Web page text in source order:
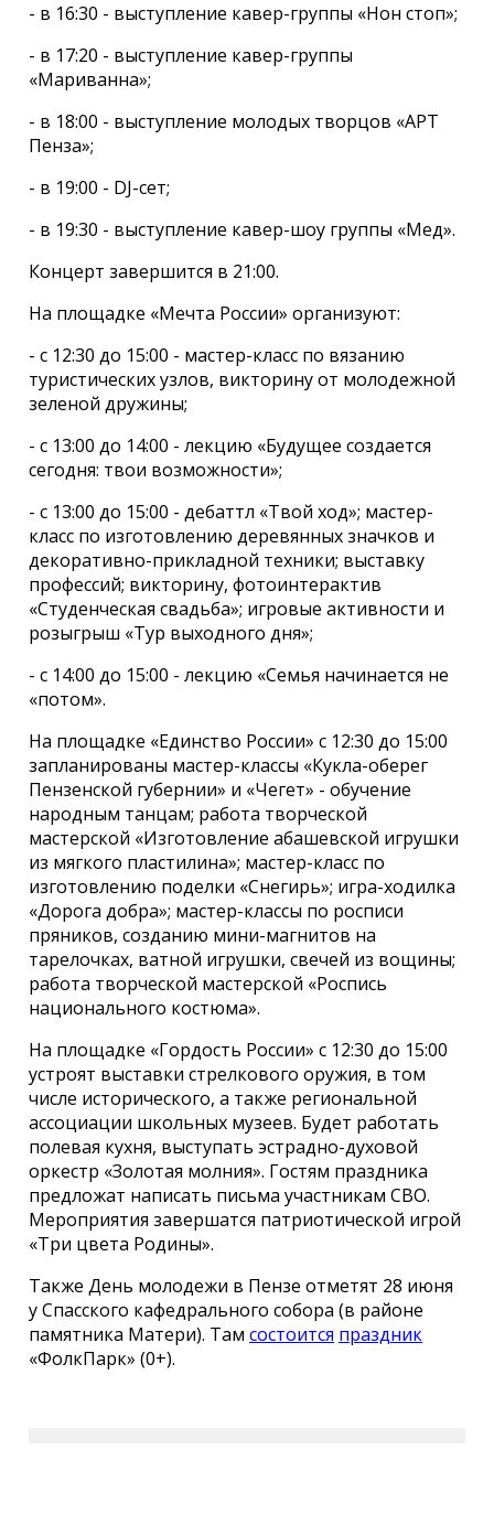
- в 16:30 - выступление кавер-группы «Нон стоп»;
- в 17:20 - выступление кавер-группы
«Мариванна»;
- в 18:00 - выступление молодых творцов «АРТ
Пенза»;
- в 19:00 - DJ-сет;
- в 19:30 - выступление кавер-шоу группы «Мед».
Концерт завершится в 21:00.
На площадке «Мечта России» организуют:
- с 12:30 до 15:00 - мастер-класс по вязанию
туристических узлов, викторину от молодежной
зеленой дружины;
- с 13:00 до 14:00 - лекцию «Будущее создается
сегодня: твои возможности»;
- с 13:00 до 15:00 - дебаттл «Твой ход»; мастер-
класс по изготовлению деревянных значков и
декоративно-прикладной техники; выставку
профессий; викторину, фотоинтерактив
«Студенческая свадьба»; игровые активности и
розыгрыш «Тур выходного дня»;
- с 14:00 до 15:00 - лекцию «Семья начинается не
«потом».
На площадке «Единство России» с 12:30 до 15:00
запланированы мастер-классы «Кукла-оберег
Пензенской губернии» и «Чегет» - обучение
народным танцам; работа творческой
мастерской «Изготовление абашевской игрушки
из мягкого пластилина»; мастер-класс по
изготовлению поделки «Снегирь»; игра-ходилка
«Дорога добра»; мастер-классы по росписи
пряников, созданию мини-магнитов на
тарелочках, ватной игрушки, свечей из вощины;
работа творческой мастерской «Роспись
национального костюма».
На площадке «Гордость России» с 12:30 до 15:00
устроят выставки стрелкового оружия, в том
числе исторического, а также региональной
ассоциации школьных музеев. Будет работать
полевая кухня, выступать эстрадно-духовой
оркестр «Золотая молния». Гостям праздника
предложат написать письма участникам СВО.
Мероприятия завершатся патриотической игрой
«Три цвета Родины».
Также День молодежи в Пензе отметят 28 июня
у Спасского кафедрального собора (в районе
памятника Матери). Тамсостоится праздник
«ФолкПарк» (0+).